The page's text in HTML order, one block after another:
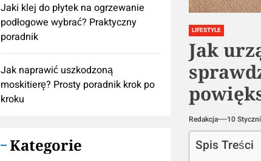
LIFESTYLE
Jak
Redakcja 10
Spis Treści
Jaki klej do płytek na ogrzewanie
podłogowe wybrać? Praktyczny
poradnik
Jak naprawić uszkodzoną
moskitierę? Prosty poradnik krok po
kroku
Kategorie